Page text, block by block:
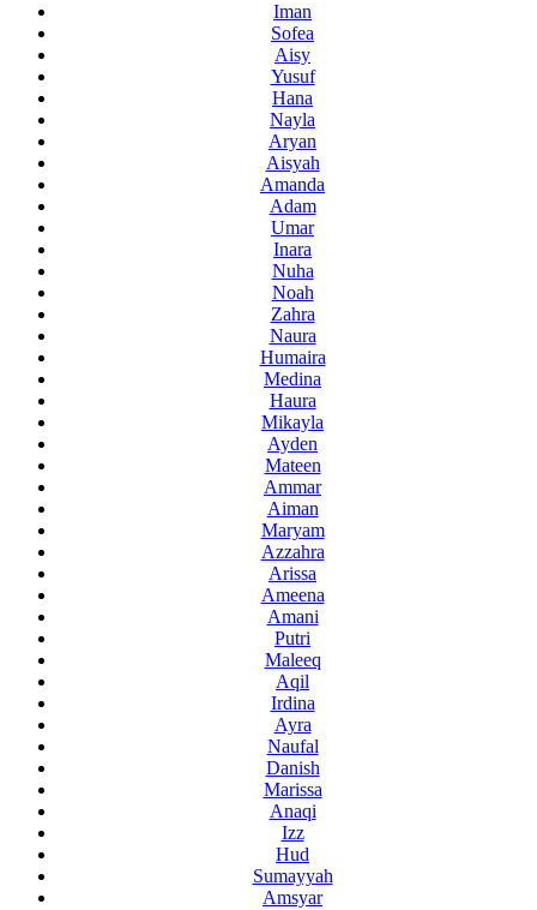
Iman
Sofea
Aisy
Yusuf
Hana
Nayla
Aryan
Aisyah
Amanda
Adam
Umar
Inara
Nuha
Noah
Zahra
Naura
Humaira
Medina
Haura
Mikayla
Ayden
Mateen
Ammar
Aiman
Maryam
Azzahra
Arissa
Ameena
Amani
Putri
Maleeq
Aqil
Irdina
Ayra
Naufal
Danish
Marissa
Anaqi
Izz
Hud
Sumayyah
Amsyar